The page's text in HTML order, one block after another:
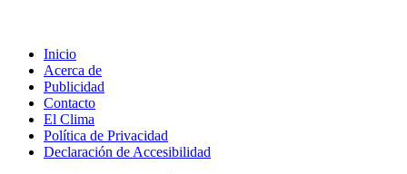
Inicio
Acerca de
Publicidad
Contacto
El Clima
Política de Privacidad
Declaración de Accesibilidad